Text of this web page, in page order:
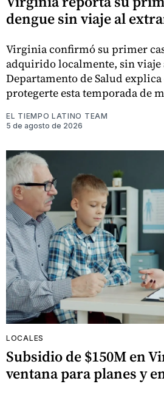
dengue sin viaje al
Virginia confirmó su primer
adquirido localmente, sin viaje
Departamento de Salud
protegerte esta temporada de
EL TIEMPO LATINO TEAM
5 de agosto de 2026
LOCALES
Subsidio de $150M en
ventana para planes y